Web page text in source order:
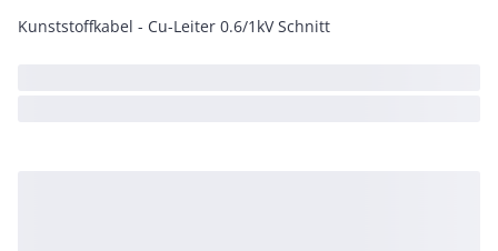
Kunststoffkabel - Cu-Leiter 0.6/1kV Schnitt